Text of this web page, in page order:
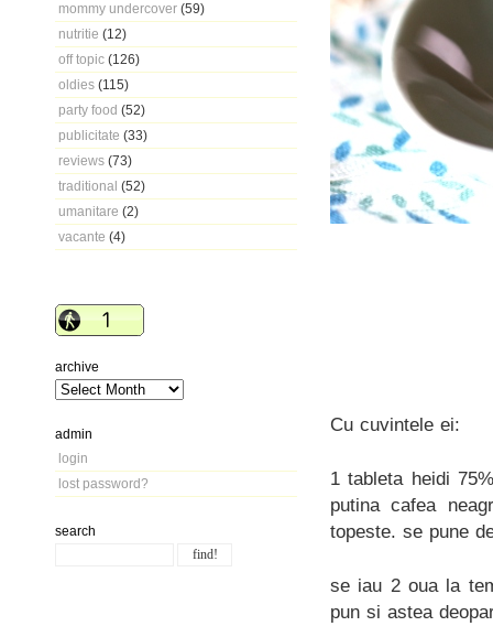
mommy undercover (59)
nutritie (12)
off topic (126)
oldies (115)
party food (52)
publicitate (33)
reviews (73)
traditional (52)
umanitare (2)
vacante (4)
archive
admin
login
lost password?
search
Cu cuvintele ei:
1 tableta heidi
putina cafea
topeste. se pune
se iau 2 oua la
pun si astea